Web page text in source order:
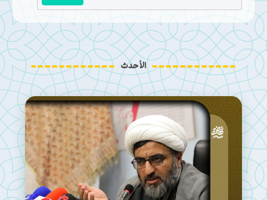
الأحدث